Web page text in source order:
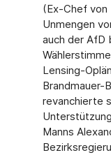
(Ex-Chef von
Unmengen
auch der AfD
Lensing-
Brandmauer-
revanchierte
Manns